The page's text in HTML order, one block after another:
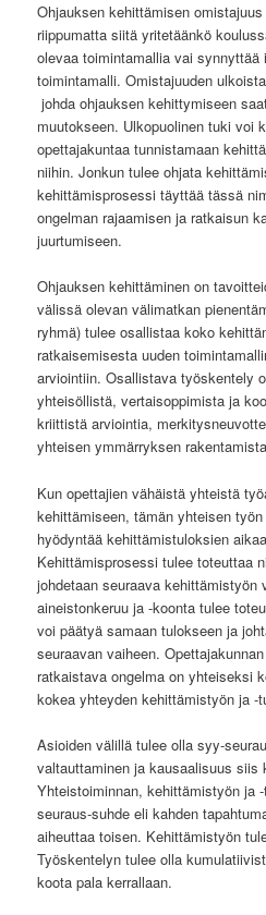
Ohjauksen kehittämisen
riippumatta siitä yritetäänkö
olevaa toimintamallia vai synnyttää
toimintamalli. Omistajuuden
johda ohjauksen kehittymiseen
muutokseen. Ulkopuolinen tuki voi
opettajakuntaa tunnistamaan
niihin. Jonkun tulee ohjata
kehittämisprosessi täyttää tässä
ongelman rajaamisen ja ratkaisun
juurtumiseen.
Ohjauksen kehittäminen on
välissä olevan välimatkan
ryhmä) tulee osallistaa koko
ratkaisemisesta uuden
arviointiin. Osallistava työskentely
yhteisöllistä, vertaisoppimista ja
kriittistä arviointia,
yhteisen ymmärryksen
Kun opettajien vähäistä yhteistä
kehittämiseen, tämän yhteisen
hyödyntää kehittämistuloksien
Kehittämisprosessi tulee toteuttaa
johdetaan seuraava kehittämistyön
aineistonkeruu ja -koonta tulee
voi päätyä samaan tulokseen ja
seuraavan vaiheen.
ratkaistava ongelma on yhteiseksi
kokea yhteyden kehittämistyön ja -
Asioiden välillä tulee olla syy-
valtauttaminen ja kausaalisuus siis
Yhteistoiminnan, kehittämistyön ja
seuraus-suhde eli kahden
aiheuttaa toisen. Kehittämistyön
Työskentelyn tulee olla
koota pala kerrallaan.